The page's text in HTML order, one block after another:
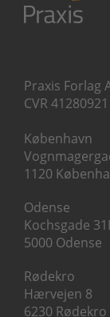
Praxis Forlag
CVR 41280921
København
1120
Odense
Kochsgade
5000 Odense
Rødekro
Hærvejen 8
6230 Rødekro